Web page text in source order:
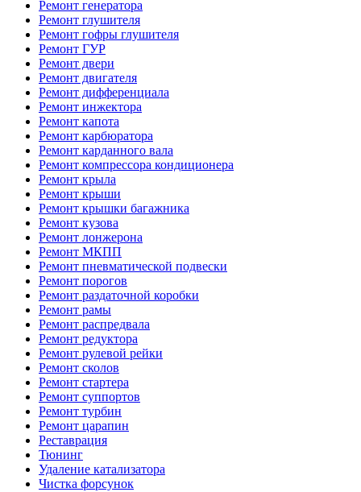
Ремонт генератора
Ремонт глушителя
Ремонт гофры глушителя
Ремонт ГУР
Ремонт двери
Ремонт двигателя
Ремонт дифференциала
Ремонт инжектора
Ремонт капота
Ремонт карбюратора
Ремонт карданного вала
Ремонт компрессора кондиционера
Ремонт крыла
Ремонт крыши
Ремонт крышки багажника
Ремонт кузова
Ремонт лонжерона
Ремонт МКПП
Ремонт пневматической подвески
Ремонт порогов
Ремонт раздаточной коробки
Ремонт рамы
Ремонт распредвала
Ремонт редуктора
Ремонт рулевой рейки
Ремонт сколов
Ремонт стартера
Ремонт суппортов
Ремонт турбин
Ремонт царапин
Реставрация
Тюнинг
Удаление катализатора
Чистка форсунок